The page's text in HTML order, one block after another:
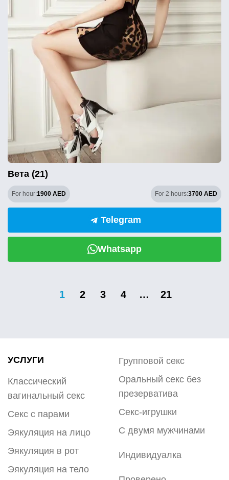
Вета (21)
For hour:1900 AED For 2 hours:3700 AED
Telegram
Whatsapp
1 2 3 4 … 21
УСЛУГИ
Классический
вагинальный секс
Секс с парами
Эякуляция на лицо
Эякуляция в рот
Эякуляция на тело
Групповой секс
Оральный секс без
презерватива
Секс-игрушки
С двумя мужчинами
Индивидуалка